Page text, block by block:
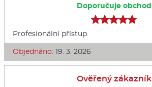
Doporučuje obchod
Profesionální přístup.
Objednáno: 19. 3. 2026
Ověřený zákazník